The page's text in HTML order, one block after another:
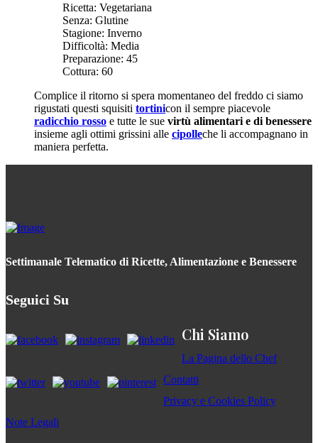
Ricetta: Vegetariana
Senza: Glutine
Stagione: Inverno
Difficoltà: Media
Preparazione: 45
Cottura: 60
Complice il ritorno si spera momentaneo del freddo ci siamo
rigustati questi squisiti tortinicon il sempre piacevole
radicchio rosso e tutte le sue virtù alimentari e di benessere
insieme agli ottimi grissini alle cipolleche li accompagnano in
maniera perfetta.
Settimanale Telematico di Ricette, Alimentazione e Benessere
Seguici Su
Chi Siamo
La Pagina dello Chef
Contatti
Privacy e Cookies Policy
Note Legali